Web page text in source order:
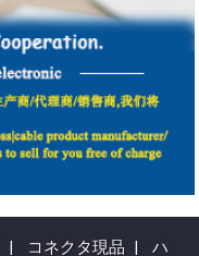
| コネクタ現品 | ハ